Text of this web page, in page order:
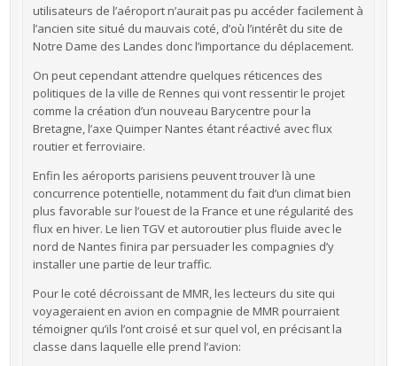
utilisateurs de l’aéroport n’aurait pas pu accéder facilement à
l’ancien site situé du mauvais coté, d’où l’intérêt du site de
Notre Dame des Landes donc l’importance du déplacement.
On peut cependant attendre quelques réticences des
politiques de la ville de Rennes qui vont ressentir le projet
comme la création d’un nouveau Barycentre pour la
Bretagne, l’axe Quimper Nantes étant réactivé avec flux
routier et ferroviaire.
Enfin les aéroports parisiens peuvent trouver là une
concurrence potentielle, notamment du fait d’un climat bien
plus favorable sur l’ouest de la France et une régularité des
flux en hiver. Le lien TGV et autoroutier plus fluide avec le
nord de Nantes finira par persuader les compagnies d’y
installer une partie de leur traffic.
Pour le coté décroissant de MMR, les lecteurs du site qui
voyageraient en avion en compagnie de MMR pourraient
témoigner qu’ils l’ont croisé et sur quel vol, en précisant la
classe dans laquelle elle prend l’avion: